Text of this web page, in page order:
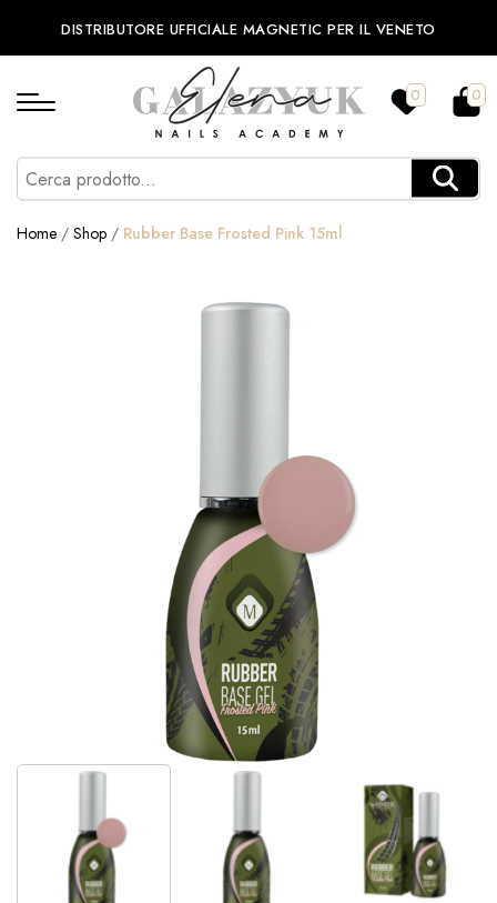
DISTRIBUTORE UFFICIALE MAGNETIC PER IL VENETO
0 0
Home / Shop / Rubber Base Frosted Pink 15ml